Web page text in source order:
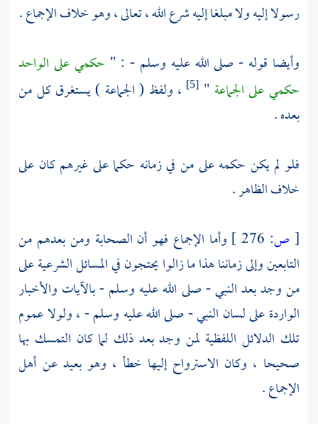
رسولا إليه ولا مبلغا إليه شرع الله ، تعالى ، وهو خلاف الإجماع .
وأيضا قوله - صلى الله عليه وسلم - : " حكمي على الواحد
حكمي على الجماعة "
[5]
، ولفظ ( الجماعة ) يستغرق كل من
بعده .
فلو لم يكن حكمه على من في زمانه حكما على غيرهم كان على
خلاف الظاهر .
[ ص:
وأما الإجماع فهو أن الصحابة ومن بعدهم من
التابعين وإلى زماننا هذا ما زالوا يحتجون في المسائل الشرعية على
من وجد بعد النبي - صلى الله عليه وسلم - بالآيات والأخبار
الواردة على لسان النبي - صلى الله عليه وسلم - ، ولولا عموم
تلك الدلائل اللفظية لمن وجد بعد ذلك لما كان التمسك بها
صحيحا ، وكان الاسترواح إليها خطأ ، وهو بعيد عن أهل
الإجماع .